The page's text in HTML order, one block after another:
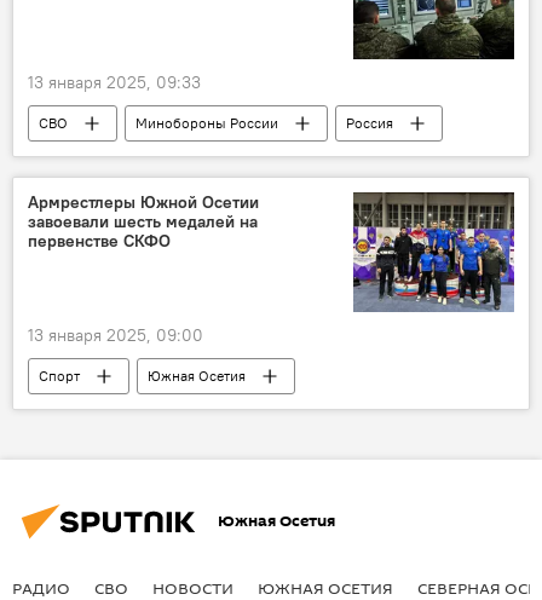
13 января 2025, 09:33
СВО Минобороны России
Россия
Украина
Новости
Армрестлеры Южной Осетии
завоевали шесть медалей на
первенстве СКФО
13 января 2025, 09:00
Спорт
Южная Осетия
Северная Осетия
Новости
Южная Осетия
РАДИО СВО НОВОСТИ ЮЖНАЯ ОСЕТИЯ СЕВЕРНАЯ